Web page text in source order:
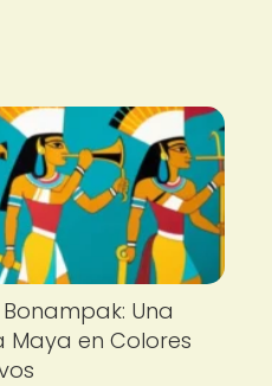
Una
Maya en Colores